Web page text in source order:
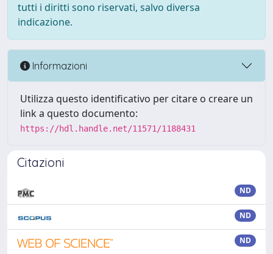
tutti i diritti sono riservati, salvo diversa
indicazione.
Informazioni
Utilizza questo identificativo per citare o creare un
link a questo documento:
https://hdl.handle.net/11571/1188431
Citazioni
ND
ND
ND